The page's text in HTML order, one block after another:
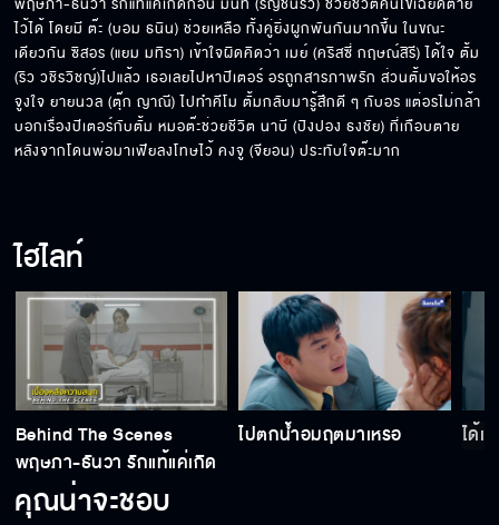
จำลูกเสิร์ฟขั้นเทพผมได้มั้ย
เกิดก่อน EP.8
ขมิบคืนละ 3 เซต
มีแฟนแล้วเหรอ มีตอนไหน
ไว้ได้ โดยมี ต๊ะ (บอม ธนิน) ช่วยเหลือ ทั้งคู่ยิ่งผูกพันกันมากขึ้น ในขณะ
เดียวกัน ซิสอร (แยม มทิรา) เข้าใจผิดคิดว่า เมย์ (คริสซี่ กฤษณ์สิรี) ได้ใจ ตั้ม
(ริว วชิรวิชญ์)ไปแล้ว เธอเลยไปหาปีเตอร์ อรถูกสารภาพรัก ส่วนตั้มขอให้อร
จูงใจ ยายนวล (ตุ๊ก ญาณี) ไปทำคีโม ตั้มกลับมารู้สึกดี ๆ กับอร แต่อรไม่กล้า
บอกเรื่องปีเตอร์กับตั้ม หมอต๊ะช่วยชีวิต นาบี (ปิงปอง ธงชัย) ที่เกือบตาย
หลังจากโดนพ่อมาเฟียลงโทษไว้ คงจู (จียอน) ประทับใจต๊ะมาก
ไฮไลท์
Behind The Scenes
พฤษภา-ธันวา รักแท้แค่เกิด
ก่อน EP.1
ไปตกน้ำอมฤตมาเหรอ ได้เ
คุณน่าจะชอบ